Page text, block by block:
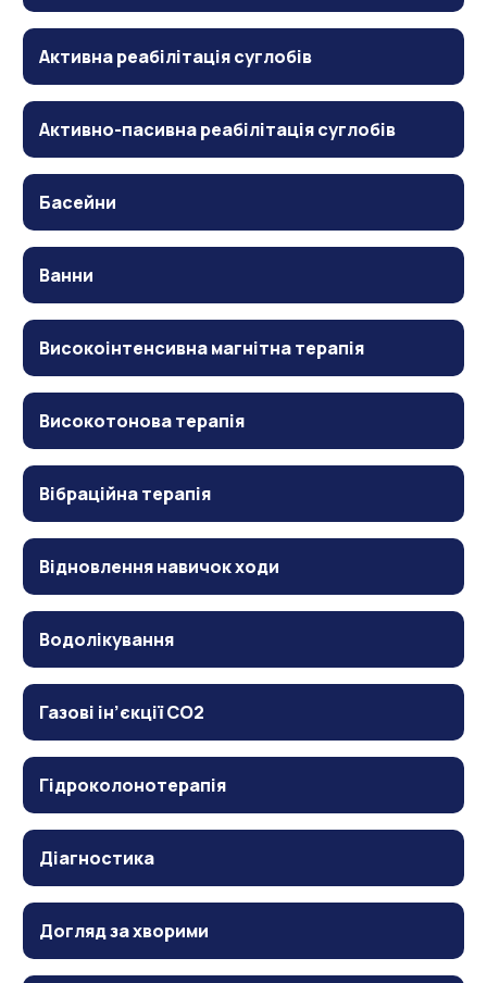
Активна реабілітація суглобів
Активно-пасивна реабілітація суглобів
Басейни
Ванни
Високоінтенсивна магнітна терапія
Високотонова терапія
Вібраційна терапія
Відновлення навичок ходи
Водолікування
Газові ін’єкції CO2
Гідроколонотерапія
Діагностика
Догляд за хворими